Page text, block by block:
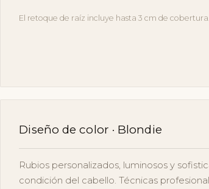
El retoque de raíz incluye hasta 3 cm de cobertura.
Diseño de color · Blondie
Rubios personalizados, luminosos y
condición del cabello. Técnicas